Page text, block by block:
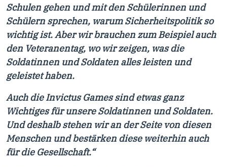
Schulen gehen und mit den Schülerinnen und
Schülern sprechen, warum Sicherheitspolitik so
wichtig ist. Aber wir brauchen zum Beispiel auch
den Veteranentag, wo wir zeigen, was die
Soldatinnen und Soldaten alles leisten und
geleistet haben.
Auch die Invictus Games sind etwas ganz
Wichtiges für unsere Soldatinnen und Soldaten.
Und deshalb stehen wir an der Seite von diesen
Menschen und bestärken diese weiterhin auch
für die Gesellschaft.“